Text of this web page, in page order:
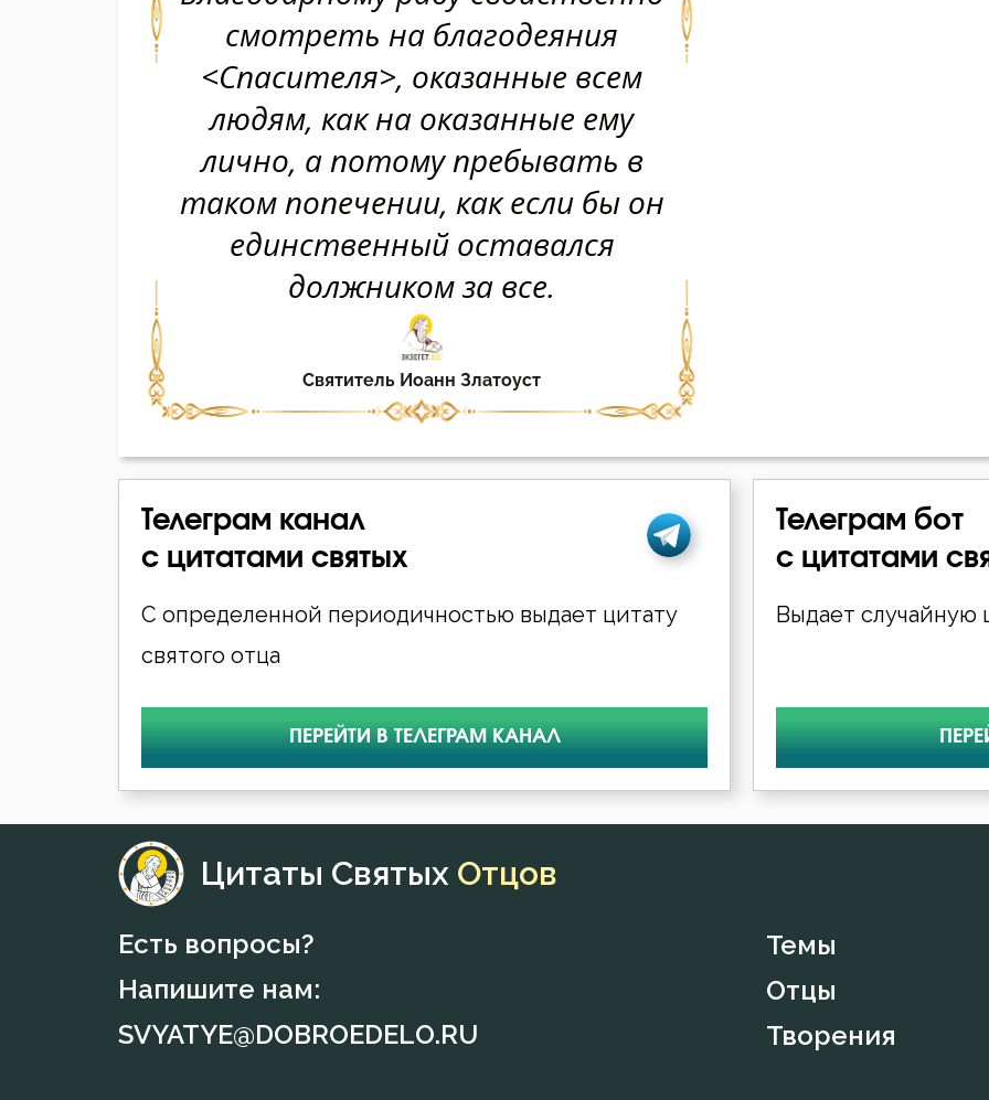
Телеграм канал
с цитатами святых
С определенной периодичностью выдает цитату
святого отца
ПЕРЕЙТИ В ТЕЛЕГРАМ КАНАЛ
Телеграм бот
с цитатами
Выдает случайную
Цитаты Святых Отцов
Есть вопросы?
Напишите нам:
SVYATYE@DOBROEDELO.RU
Темы
Отцы
Творения